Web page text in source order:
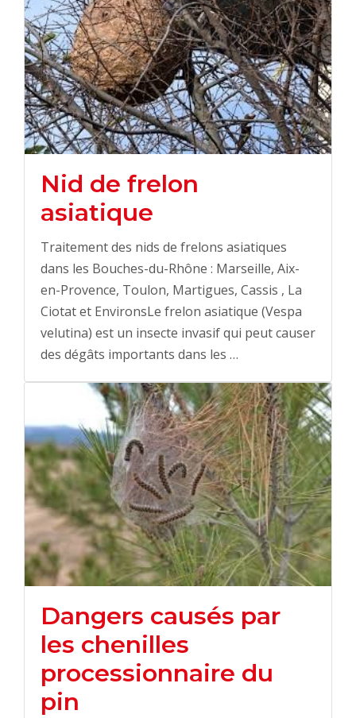
Nid de frelon
asiatique
Traitement des nids de frelons asiatiques
dans les Bouches-du-Rhône : Marseille, Aix-
en-Provence, Toulon, Martigues, Cassis , La
Ciotat et EnvironsLe frelon asiatique (Vespa
velutina) est un insecte invasif qui peut causer
des dégâts importants dans les …
Dangers causés par
les chenilles
processionnaire du
pin